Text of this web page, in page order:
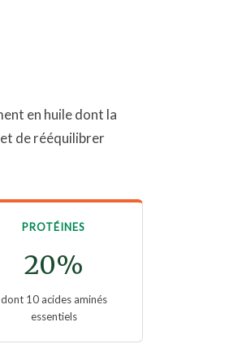
en huile dont la
de rééquilibrer
PROTÉINES
20%
dont 10 acides aminés
essentiels